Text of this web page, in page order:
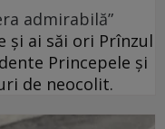
admirabilă”
și ai săi ori Prînzul
Princepele și
de neocolit.